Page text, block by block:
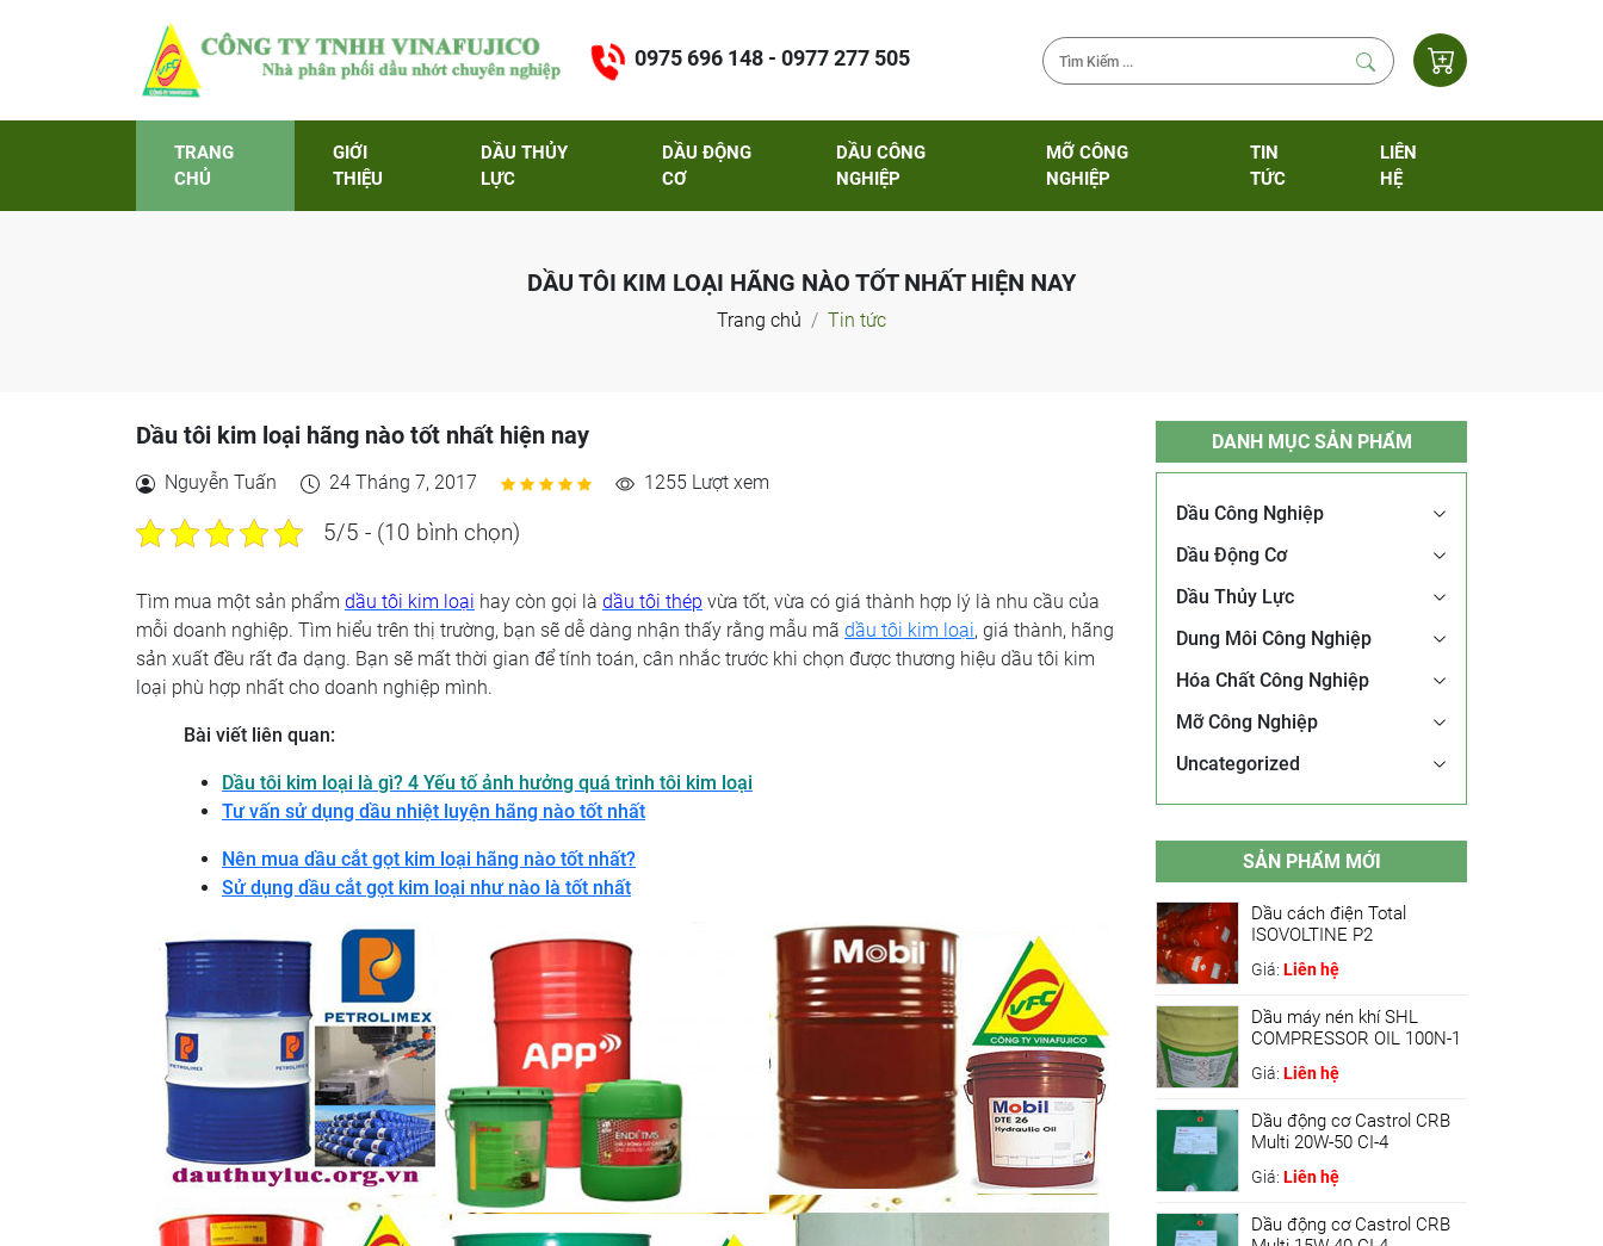
0975 696 148 - 0977 277 505
TRANG
CHỦ
GIỚI
THIỆU
DẦU THỦY
LỰC
DẦU ĐỘNG
CƠ
DẦU CÔNG
NGHIỆP
MỠ CÔNG
NGHIỆP
TIN
TỨC
LIÊN
HỆ
DẦU TÔI KIM LOẠI HÃNG NÀO TỐT NHẤT HIỆN NAY
Trang chủ Tin tức
Dầu tôi kim loại hãng nào tốt nhất hiện nay
Nguyễn Tuấn 24 Tháng 7, 2017 1255 Lượt xem
5/5 - (10 bình chọn)
Tìm mua một sản phẩm dầu tôi kim loại hay còn gọi là dầu tôi thép vừa tốt, vừa có giá thành hợp lý là nhu cầu của
mỗi doanh nghiệp. Tìm hiểu trên thị trường, bạn sẽ dễ dàng nhận thấy rằng mẫu mã dầu tôi kim loại, giá thành, hãng
sản xuất đều rất đa dạng. Bạn sẽ mất thời gian để tính toán, cân nhắc trước khi chọn được thương hiệu dầu tôi kim
loại phù hợp nhất cho doanh nghiệp mình.
Bài viết liên quan:
Dầu tôi kim loại là gì? 4 Yếu tố ảnh hưởng quá trình tôi kim loại
Tư vấn sử dụng dầu nhiệt luyện hãng nào tốt nhất
Nên mua dầu cắt gọt kim loại hãng nào tốt nhất?
Sử dụng dầu cắt gọt kim loại như nào là tốt nhất
DANH MỤC SẢN PHẨM
Dầu Công Nghiệp
Dầu Động Cơ
Dầu Thủy Lực
Dung Môi Công Nghiệp
Hóa Chất Công Nghiệp
Mỡ Công Nghiệp
Uncategorized
SẢN PHẨM MỚI
Dầu cách điện Total
ISOVOLTINE P2
Giá: Liên hệ
Dầu máy nén khí SHL
COMPRESSOR OIL 100N-1
Giá: Liên hệ
Dầu động cơ Castrol CRB
Multi 20W-50 CI-4
Giá: Liên hệ
Dầu động cơ Castrol CRB